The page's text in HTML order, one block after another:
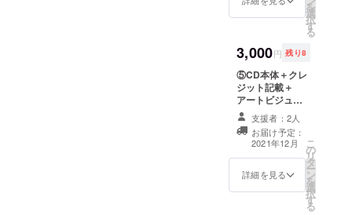
だけお値段がお
得です。
を
選
択
す
る
3,000円 残り8
⑤CD本体＋クレ
ジット記載＋
アートビジュア
ルステッカー2枚
CD本体とCDの
歌詞カードへの
お名前の記載、
加えてオリジナ
ルステッカー2枚
支援者：2人
お届け予定：
2021年12月
詳細を見る
こ
の
リ
タ
ー
ン
を
選
択
す
る